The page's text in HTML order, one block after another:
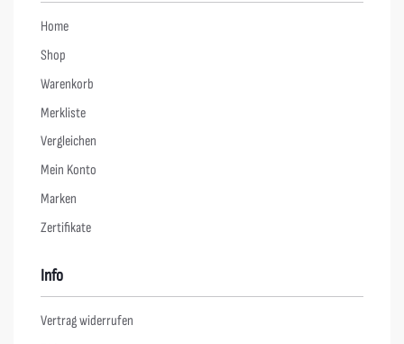
Home
Shop
Warenkorb
Merkliste
Vergleichen
Mein Konto
Marken
Zertifikate
Info
Vertrag widerrufen